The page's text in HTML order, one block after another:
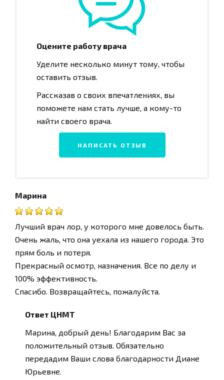
Оцените работу врача
Уделите несколько минут тому, чтобы
оставить отзыв.
Рассказав о своих впечатлениях, вы
поможете нам стать лучше, а кому-то
найти своего врача.
НАПИСАТЬ ОТЗЫВ
Марина
Лучший врач лор, у которого мне довелось быть.
Очень жаль, что она уехала из нашего города. Это
прям боль и потеря.
Прекрасный осмотр, назначения. Все по делу и
100% эффективность.
Спасибо. Возвращайтесь, пожалуйста.
Ответ ЦНМТ
Марина, добрый день! Благодарим Вас за
положительный отзыв. Обязательно
передадим Ваши слова благодарности Диане
Юрьевне.